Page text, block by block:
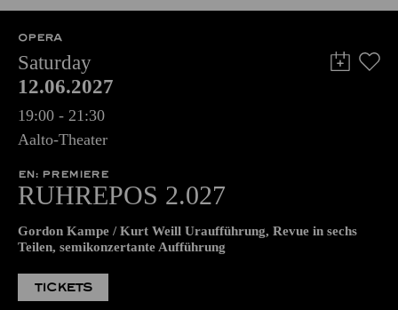
OPERA
Saturday
12.06.2027
19:00 - 21:30
Aalto-Theater
EN: PREMIERE
RUHREPOS 2.027
Gordon Kampe / Kurt Weill Uraufführung, Revue in sechs
Teilen, semikonzertante Aufführung
TICKETS